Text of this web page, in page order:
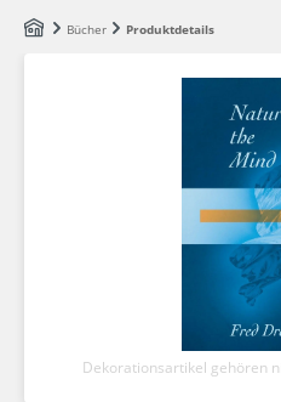
Zum Hauptinhalt springen
Bücher Produktdetails
Dekorationsartikel gehören